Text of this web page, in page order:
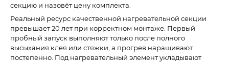
секцию и назовёт цену комплекта.
Реальный ресурс качественной нагревательной секции
превышает 20 лет при корректном монтаже. Первый
пробный запуск выполняют только после полного
высыхания клея или стяжки, а прогрев наращивают
постепенно. Под нагревательный элемент укладывают